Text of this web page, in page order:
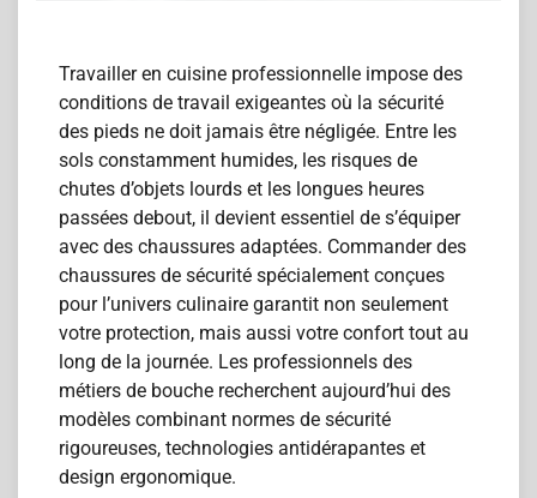
Travailler en cuisine professionnelle impose des
conditions de travail exigeantes où la sécurité
des pieds ne doit jamais être négligée. Entre les
sols constamment humides, les risques de
chutes d’objets lourds et les longues heures
passées debout, il devient essentiel de s’équiper
avec des chaussures adaptées. Commander des
chaussures de sécurité spécialement conçues
pour l’univers culinaire garantit non seulement
votre protection, mais aussi votre confort tout au
long de la journée. Les professionnels des
métiers de bouche recherchent aujourd’hui des
modèles combinant normes de sécurité
rigoureuses, technologies antidérapantes et
design ergonomique.